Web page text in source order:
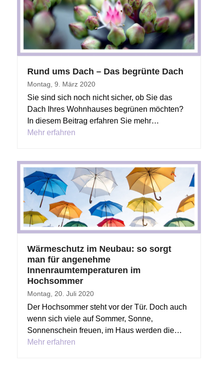
Rund ums Dach – Das begrünte Dach
Montag, 9. März 2020
Sie sind sich noch nicht sicher, ob Sie das
Dach Ihres Wohnhauses begrünen möchten?
In diesem Beitrag erfahren Sie mehr…
Mehr erfahren
Wärmeschutz im Neubau: so sorgt
man für angenehme
Innenraumtemperaturen im
Hochsommer
Montag, 20. Juli 2020
Der Hochsommer steht vor der Tür. Doch auch
wenn sich viele auf Sommer, Sonne,
Sonnenschein freuen, im Haus werden die…
Mehr erfahren